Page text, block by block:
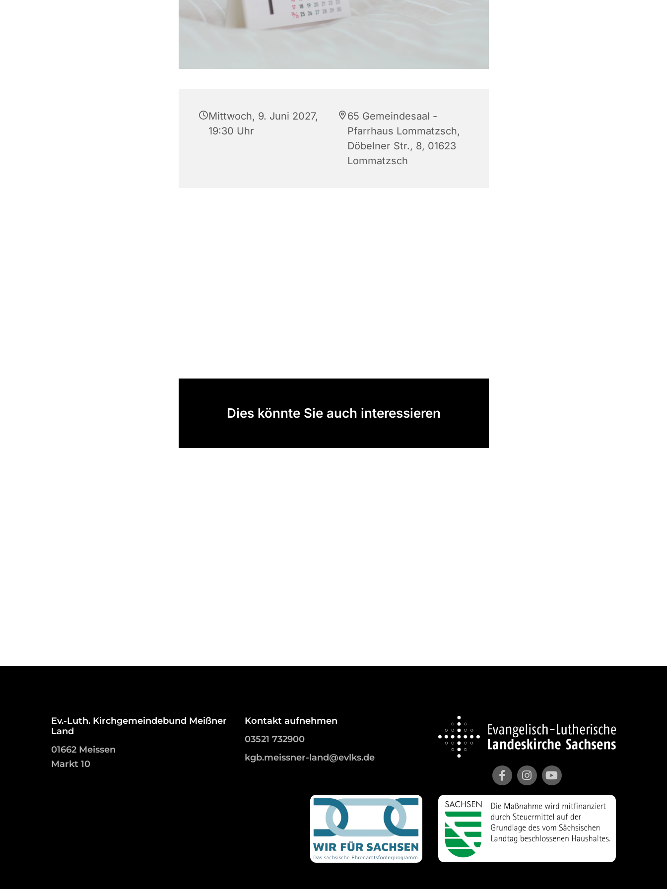
Mittwoch, 9. Juni 2027,
19:30 Uhr
65 Gemeindesaal -
Pfarrhaus Lommatzsch,
Döbelner Str., 8, 01623
Lommatzsch
Dies könnte Sie auch interessieren
Ev.-Luth. Kirchgemeindebund Meißner
Land
01662 Meissen
Markt 10
Kontakt aufnehmen
03521 732900
kgb.meissner-land@evlks.de